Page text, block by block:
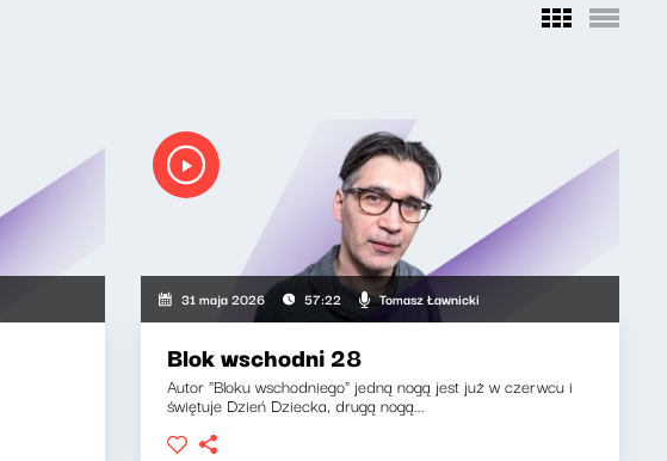
31 maja 2026 57:22 Tomasz Ławnicki
Blok wschodni 28
Autor "Bloku wschodniego" jedną nogą jest już w czerwcu i
świętuje Dzień Dziecka, drugą nogą...